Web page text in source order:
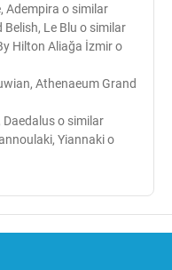
Adempira o similar
Belish, Le Blu o similar
Hilton Aliağa İzmir o
Athenaeum Grand
Daedalus o similar
Yiannaki o